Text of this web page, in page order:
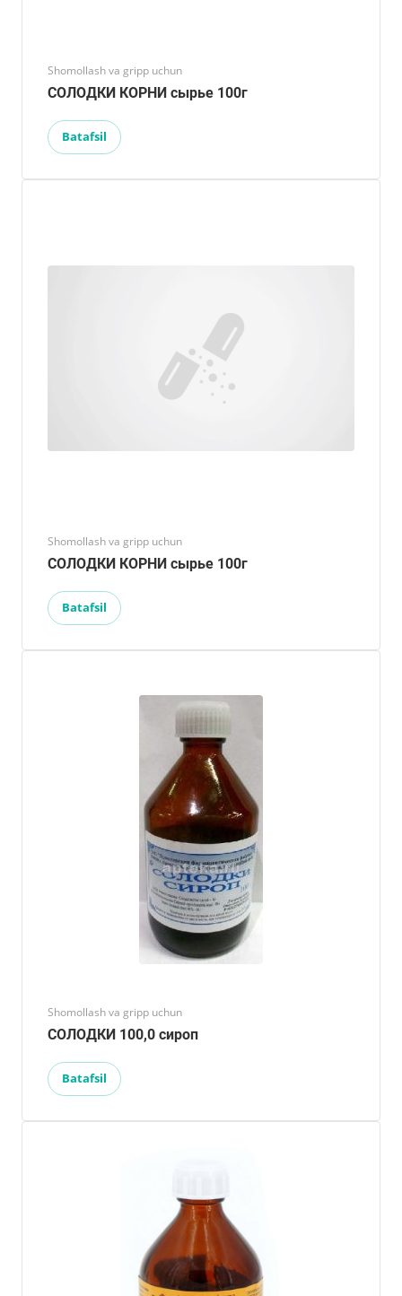
Shomollash va gripp uchun
СОЛОДКИ КОРНИ сырье 100г
Batafsil
Shomollash va gripp uchun
СОЛОДКИ КОРНИ сырье 100г
Batafsil
Shomollash va gripp uchun
СОЛОДКИ 100,0 сироп
Batafsil